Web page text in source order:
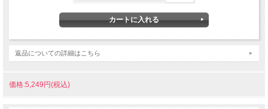
返品についての詳細はこちら
価格:5,249円(税込)